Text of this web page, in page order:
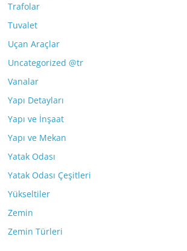
Trafolar
Tuvalet
Uçan Araçlar
Uncategorized @tr
Vanalar
Yapı Detayları
Yapı ve İnşaat
Yapı ve Mekan
Yatak Odası
Yatak Odası Çeşitleri
Yükseltiler
Zemin
Zemin Türleri